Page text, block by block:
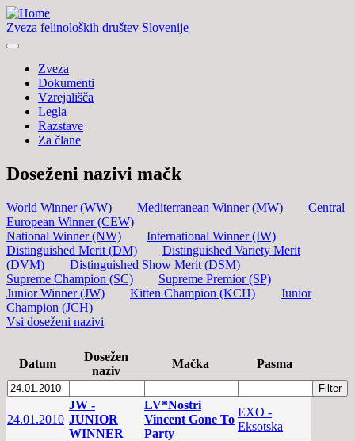
Zveza felinoloških društev Slovenije
Zveza
Dokumenti
Vzrejališča
Legla
Razstave
Za člane
Doseženi nazivi mačk
World Winner (WW) Mediterranean Winner (MW)
Central
European Winner (CEW)
National Winner (NW)
International Winner (IW)
Distinguished Merit (DM)
Distinguished Variety Merit
(DVM)
Distinguished Show Merit (DSM)
Supreme Champion (SC)
Supreme Premior (SP)
Junior Winner (JW)
Kitten Champion (KCH)
Junior
Champion (JCH)
Vsi doseženi nazivi
Datum
Dosežen
naziv
Mačka Pasma
24.01.2010
JW -
JUNIOR
WINNER
LV*Nostri
Vincent Gone To
Party
EXO -
Eksotska